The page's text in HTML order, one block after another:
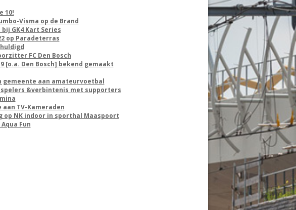
10!
Visma op de Brand
GK4 Kart Series
op Paradeterras
FC Den Bosch
[o.a. Den Bosch] bekend gemaakt
gemeente aan amateurvoetbal
spelers &verbintenis met supporters
aan TV-Kameraden
NK indoor in sporthal Maaspoort
Fun